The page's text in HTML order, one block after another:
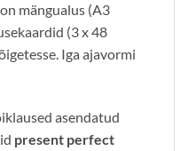
mängualus (A3
(3 x 48
Iga ajavormi
asendatud
present perfect